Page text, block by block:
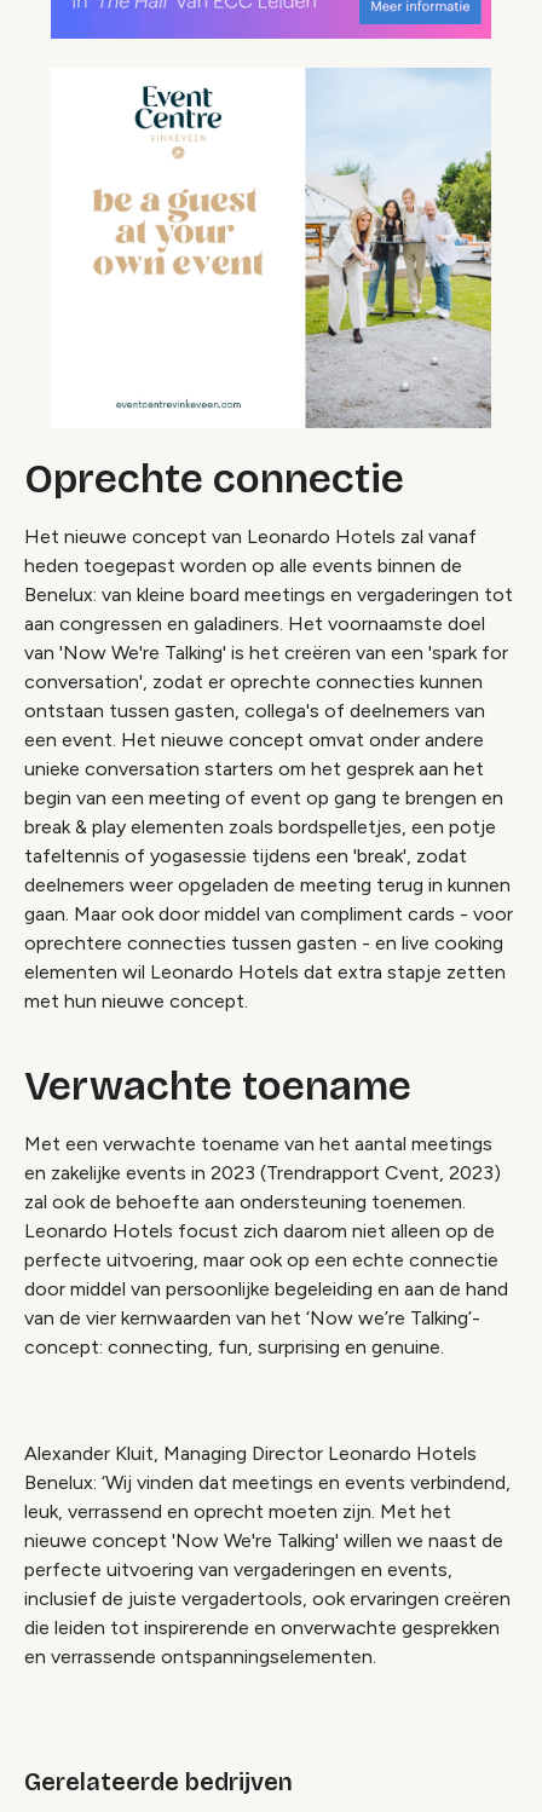
Oprechte connectie
Het nieuwe concept van Leonardo Hotels zal vanaf
heden toegepast worden op alle events binnen de
Benelux: van kleine board meetings en vergaderingen tot
aan congressen en galadiners. Het voornaamste doel
van 'Now We're Talking' is het creëren van een 'spark for
conversation', zodat er oprechte connecties kunnen
ontstaan tussen gasten, collega's of deelnemers van
een event. Het nieuwe concept omvat onder andere
unieke conversation starters om het gesprek aan het
begin van een meeting of event op gang te brengen en
break & play elementen zoals bordspelletjes, een potje
tafeltennis of yogasessie tijdens een 'break', zodat
deelnemers weer opgeladen de meeting terug in kunnen
gaan. Maar ook door middel van compliment cards - voor
oprechtere connecties tussen gasten - en live cooking
elementen wil Leonardo Hotels dat extra stapje zetten
met hun nieuwe concept.
Verwachte toename
Met een verwachte toename van het aantal meetings
en zakelijke events in 2023 (Trendrapport Cvent, 2023)
zal ook de behoefte aan ondersteuning toenemen.
Leonardo Hotels focust zich daarom niet alleen op de
perfecte uitvoering, maar ook op een echte connectie
door middel van persoonlijke begeleiding en aan de hand
van de vier kernwaarden van het ‘Now we’re Talking’-
concept: connecting, fun, surprising en genuine.
Alexander Kluit, Managing Director Leonardo Hotels
Benelux: ‘Wij vinden dat meetings en events verbindend,
leuk, verrassend en oprecht moeten zijn. Met het
nieuwe concept 'Now We're Talking' willen we naast de
perfecte uitvoering van vergaderingen en events,
inclusief de juiste vergadertools, ook ervaringen creëren
die leiden tot inspirerende en onverwachte gesprekken
en verrassende ontspanningselementen.
Gerelateerde bedrijven